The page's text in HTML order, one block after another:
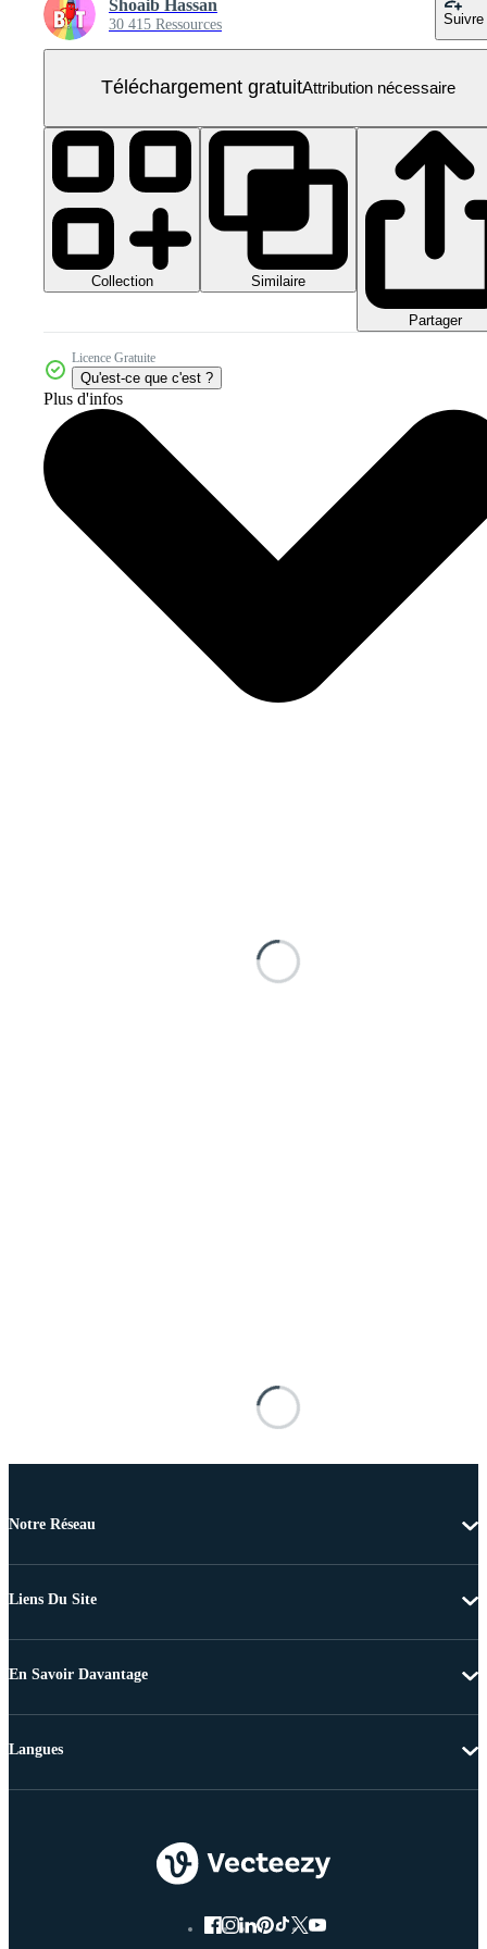
Shoaib Hassan
30 415 Ressources Suivre
Téléchargement gratuitAttribution nécessaire
Collection Similaire
Partager
Licence Gratuite
Qu'est-ce que c'est ?
Plus d'infos
Notre Réseau
Liens Du Site
En Savoir Davantage
Langues